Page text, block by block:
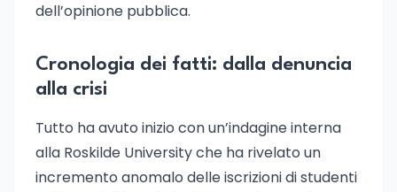
dell’opinione pubblica.
Cronologia dei fatti: dalla denuncia
alla crisi
Tutto ha avuto inizio con un’indagine interna
alla Roskilde University che ha rivelato un
incremento anomalo delle iscrizioni di studenti